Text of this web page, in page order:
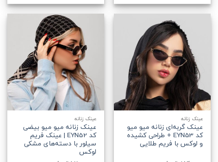
عینک زنانه
عینک گربه‌ای زنانه میو میو
کد EYN53 + طراحی کشیده
و لوکس با فریم طلایی
عینک زنانه
عینک زنانه میو میو بیضی
کد EYN52 | عینک فریم
سیلور با دسته‌های مشکی
لوکس